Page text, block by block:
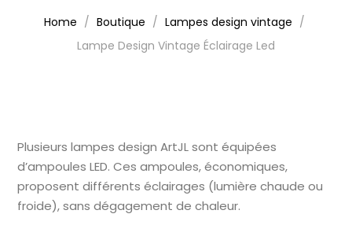
Home Boutique
Lampes design vintage
Lampe Design Vintage Éclairage Led
Plusieurs lampes design ArtJL sont équipées
d’ampoules LED. Ces ampoules, économiques,
proposent différents éclairages (lumière chaude ou
froide), sans dégagement de chaleur.